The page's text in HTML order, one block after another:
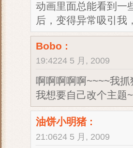
动画里面总能看到一
后，变得异常吸引我
Bobo :
19:4224 5 月, 2009
啊啊啊啊啊~~~~我
我想要自己改个主题
油饼小明猪:
21:0624 5 月, 2009